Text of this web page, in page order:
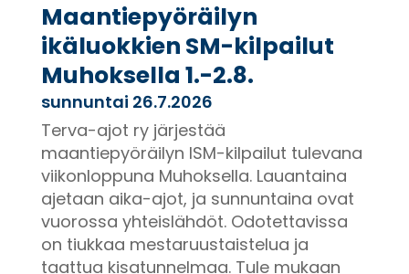
Maantiepyöräilyn
ikäluokkien SM-kilpailut
Muhoksella 1.-2.8.
sunnuntai 26.7.2026
Terva-ajot ry järjestää
maantiepyöräilyn ISM-kilpailut tulevana
viikonloppuna Muhoksella. Lauantaina
ajetaan aika-ajot, ja sunnuntaina ovat
vuorossa yhteislähdöt. Odotettavissa
on tiukkaa mestaruustaistelua ja
taattua kisatunnelmaa. Tule mukaan